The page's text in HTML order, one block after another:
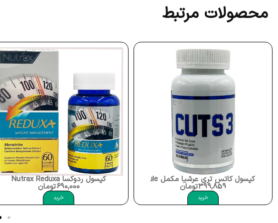
محصولات مرتبط
کپسول کاتس تری عرشیا مکمل Cut3 Capsule
399,859تومان
خرید
کپسول ردوکسا Nutrax Reduxa
690,000تومان
خرید